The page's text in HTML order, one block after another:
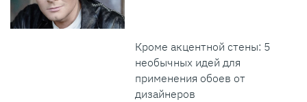
Кроме акцентной стены: 5
необычных идей для
применения обоев от
дизайнеров